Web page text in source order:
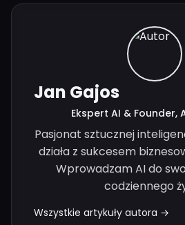
Jan Gajos
Ekspert AI & Founder,
Pasjonat sztucznej
działa z sukcesem
Wprowadzam AI do
codziennego
Wszystkie artykuły autora →